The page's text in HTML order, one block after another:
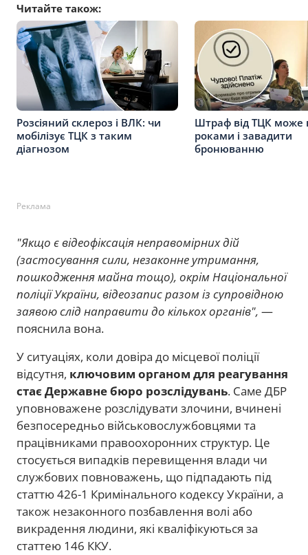
Читайте також:
Розсіяний склероз і ВЛК: чи
мобілізує ТЦК з таким
діагнозом
Штраф від ТЦК може
роками і завадити
бронюванню
Реклама
"Якщо є відеофіксація неправомірних дій
(застосування сили, незаконне утримання,
пошкодження майна тощо), окрім Національної
поліції України, відеозапис разом із супровідною
заявою слід направити до кількох органів", —
пояснила вона.
У ситуаціях, коли довіра до місцевої поліції
відсутня, ключовим органом для реагування
стає Державне бюро розслідувань. Саме ДБР
уповноважене розслідувати злочини, вчинені
безпосередньо військовослужбовцями та
працівниками правоохоронних структур. Це
стосується випадків перевищення влади чи
службових повноважень, що підпадають під
статтю 426-1 Кримінального кодексу України, а
також незаконного позбавлення волі або
викрадення людини, які кваліфікуються за
статтею 146 ККУ.